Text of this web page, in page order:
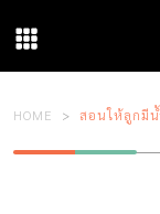
HOME สอนให้ลูกมีน้